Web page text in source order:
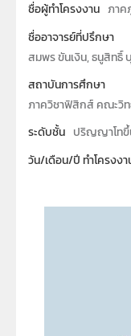
ชื่อผู้ทำโครงงาน ภาค
ชื่ออาจารย์ที่ปรึกษา
สมพร ขันเงิน, ธนูสิทธิ์
สถาบันการศึกษา
ภาควิชาฟิสิกส์ คณะวิ
ระดับชั้น ปริญญาโทขึ้
วัน/เดือน/ปี ทำโครงงา